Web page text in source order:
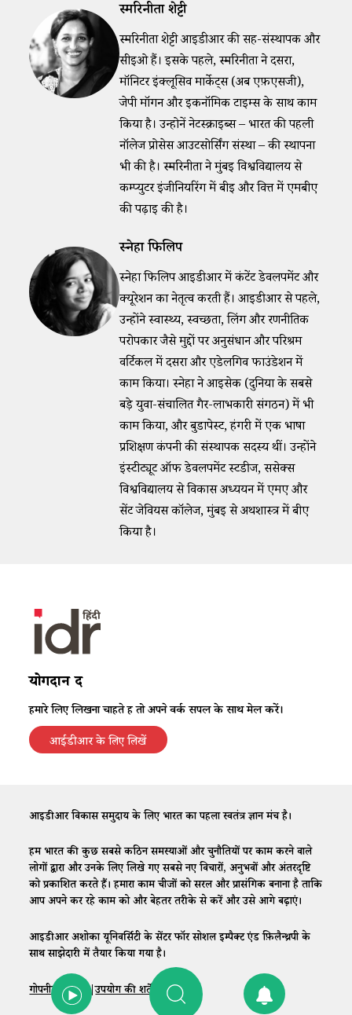
स्मरिनीता शेट्टी
स्मरिनीता शेट्टी आईडीआर की सह-संस्थापक और
सीईओ हैं। इसके पहले, स्मरिनीता ने दसरा,
मॉनिटर इंक्लूसिव मार्केट्स (अब एफ़एसजी),
जेपी मॉर्गन और इकनॉमिक टाइम्स के साथ काम
किया है। उन्होनें नेटस्क्राइब्स – भारत की पहली
नॉलेज प्रोसेस आउटसोर्सिंग संस्था – की स्थापना
भी की है। स्मरिनीता ने मुंबई विश्वविद्यालय से
कम्प्युटर इंजीनियरिंग में बीई और वित्त में एमबीए
की पढ़ाई की है।
स्नेहा फिलिप
स्नेहा फिलिप आईडीआर में कंटेंट डेवलपमेंट और
क्यूरेशन का नेतृत्व करती हैं। आईडीआर से पहले,
उन्होंने स्वास्थ्य, स्वच्छता, लिंग और रणनीतिक
परोपकार जैसे मुद्दों पर अनुसंधान और परिश्रम
वर्टिकल में दसरा और एडेलगिव फाउंडेशन में
काम किया। स्नेहा ने आईसेक (दुनिया के सबसे
बड़े युवा-संचालित गैर-लाभकारी संगठन) में भी
काम किया, और बुडापेस्ट, हंगरी में एक भाषा
प्रशिक्षण कंपनी की संस्थापक सदस्य थीं। उन्होंने
इंस्टीट्यूट ऑफ डेवलपमेंट स्टडीज, ससेक्स
विश्वविद्यालय से विकास अध्ययन में एमए और
सेंट जेवियर्स कॉलेज, मुंबई से अर्थशास्त्र में बीए
किया है।
योगदान दें
हमारे लिए लिखना चाहते हैं तो अपने वर्क सैंपल के साथ मेल करें।
आईडीआर के लिए लिखें
आईडीआर विकास समुदाय के लिए भारत का पहला स्वतंत्र ज्ञान मंच है।
हम भारत की कुछ सबसे कठिन समस्याओं और चुनौतियों पर काम करने वाले
लोगों द्वारा और उनके लिए लिखे गए सबसे नए विचारों, अनुभवों और अंतरदृष्टि
को प्रकाशित करते हैं। हमारा काम चीजों को सरल और प्रासंगिक बनाना है ताकि
आप अपने कर रहे काम को और बेहतर तरीके से करें और उसे आगे बढ़ाएं।
आईडीआर अशोका यूनिवर्सिटी के सेंटर फॉर सोशल इम्पैक्ट एंड फ़िलैन्थ्रपी के
साथ साझेदारी में तैयार किया गया है।
गोपनीयता नीति |उपयोग की शर्तें संपर्क